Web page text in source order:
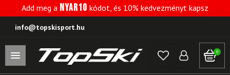
Add meg a NYAR10 kódot, és 10% kedvezményt kapsz
info@topskisport.hu
0